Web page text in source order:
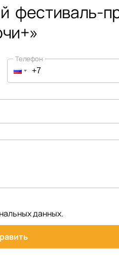
фестиваль-
Телефон
данных.